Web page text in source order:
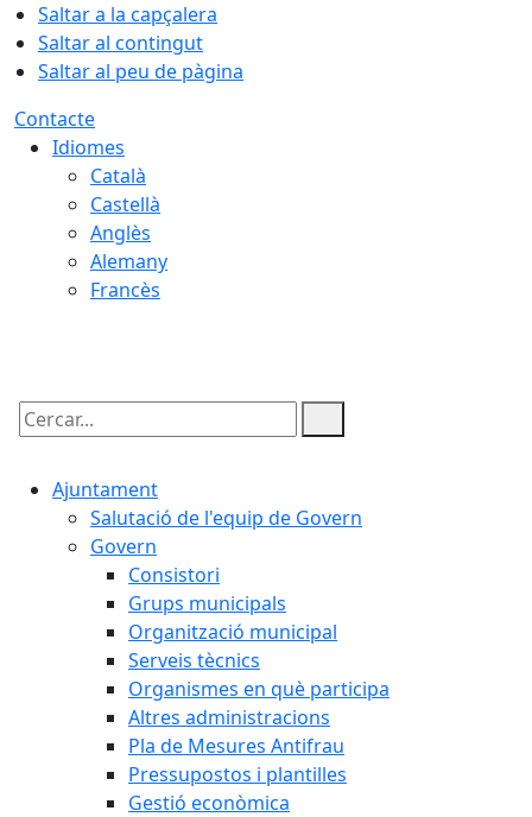
Saltar a la capçalera
Saltar al contingut
Saltar al peu de pàgina
Contacte
Idiomes
Català
Castellà
Anglès
Alemany
Francès
Cercar:
Ajuntament
Salutació de l'equip de Govern
Govern
Consistori
Grups municipals
Organització municipal
Serveis tècnics
Organismes en què participa
Altres administracions
Pla de Mesures Antifrau
Pressupostos i plantilles
Gestió econòmica